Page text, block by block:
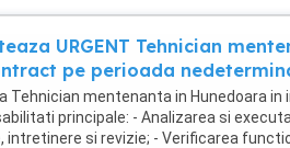
URGENT Tehnician
pe perioada
Tehnician mentenanta in Hunedoara in
principale: - Analizarea si
intretinere si revizie; - Verificarea